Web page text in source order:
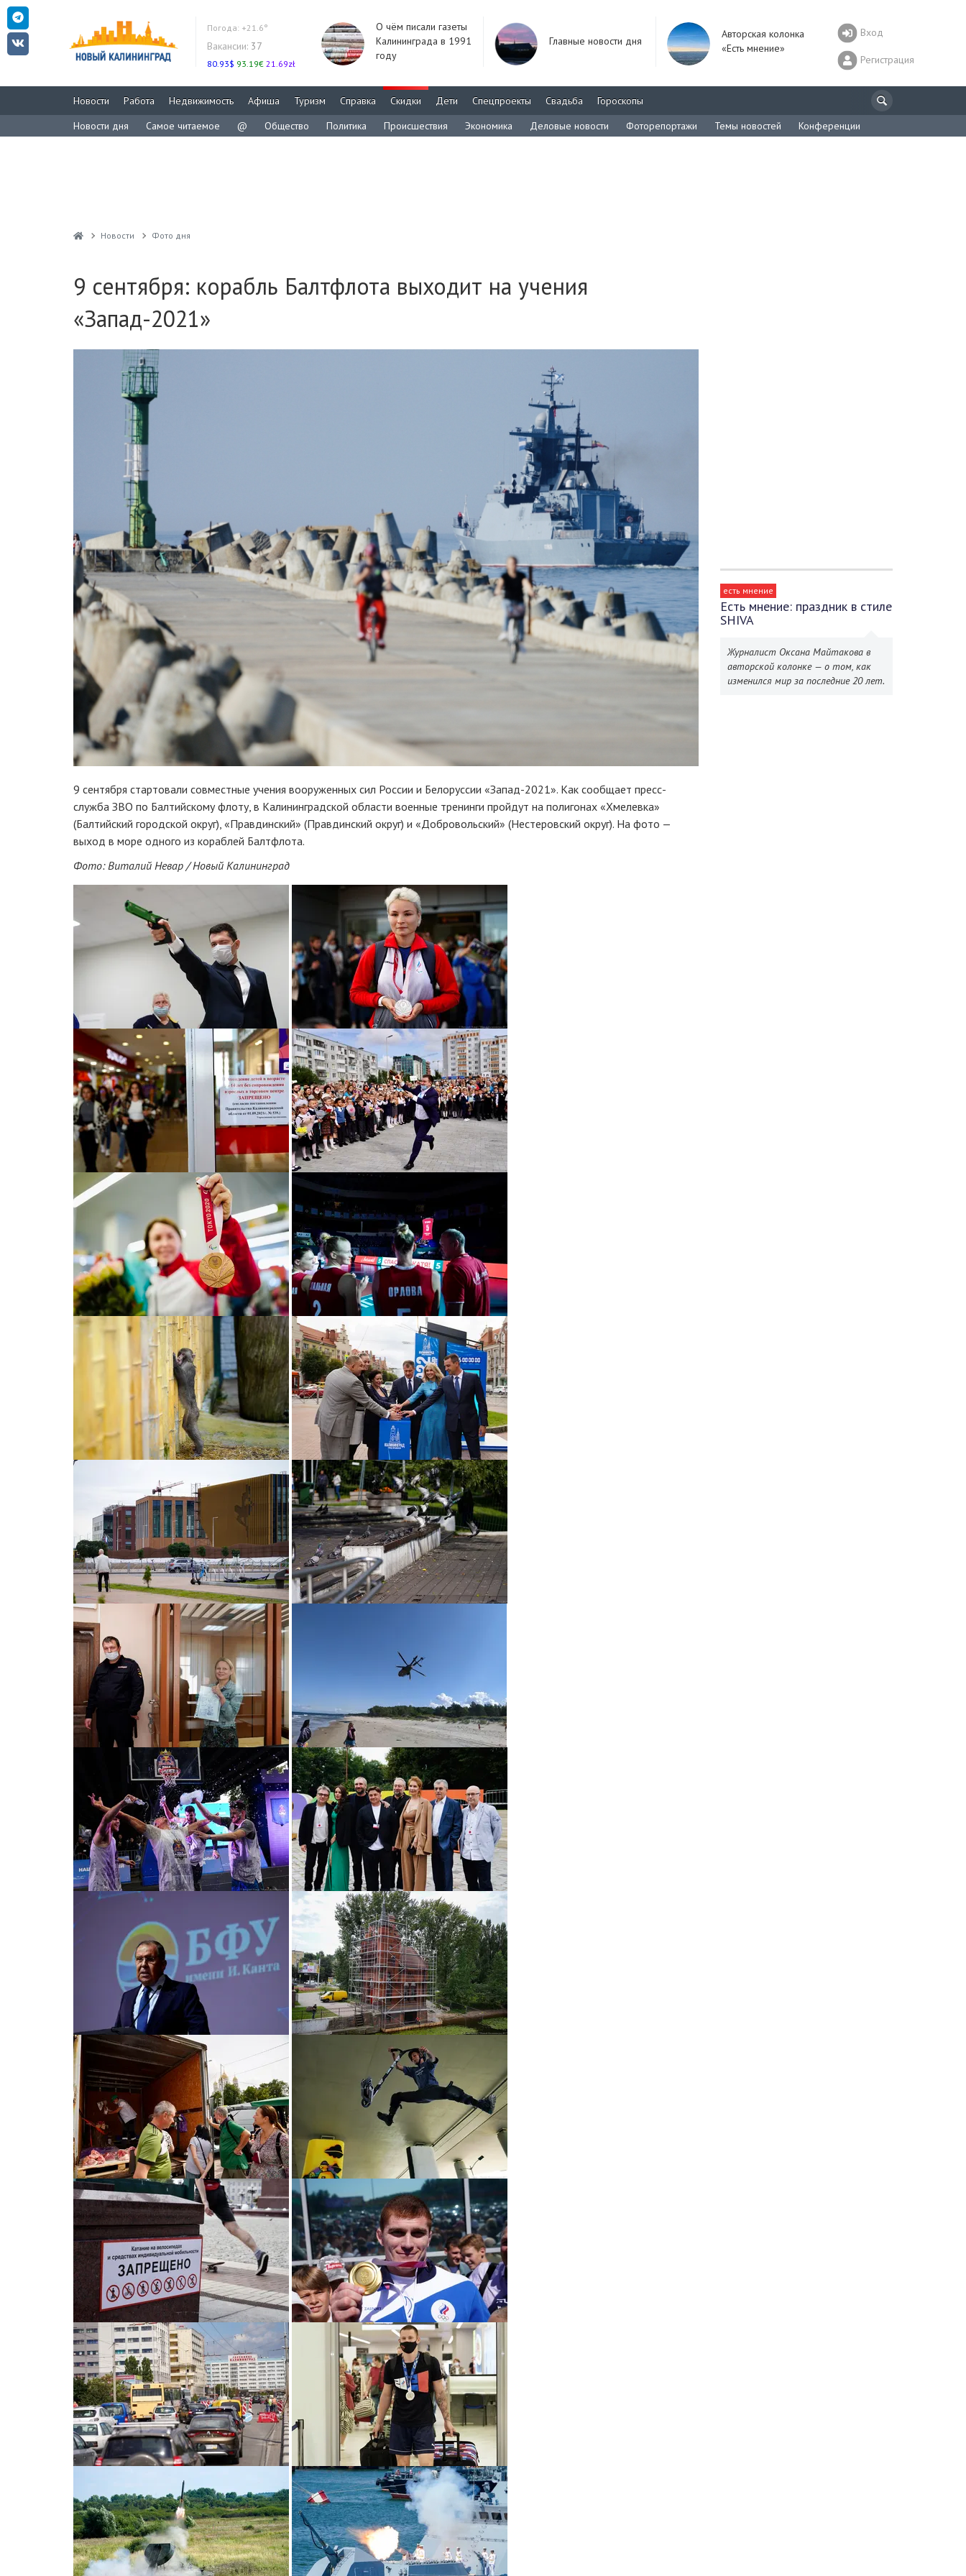
Погода: +21.6°
Вакансии: 37
80.93$ 93.19€ 21.69zł
О чём писали газеты
Калининграда в 1991
году
Главные новости дня
Авторская колонка
«Есть мнение»
Вход
Регистрация
Новости Работа Недвижимость Афиша Туризм Справка Скидки Дети Спецпроекты Свадьба
Гороскопы
Новости дня
Самое читаемое @ Общество Политика Происшествия Экономика Деловые новости Фоторепортажи Темы новостей Конференции
Новости Фото дня
9 сентября: корабль Балтфлота выходит на учения
«Запад-2021»
9 сентября стартовали совместные учения вооруженных сил России и Белоруссии «Запад-2021». Как сообщает пресс-
служба ЗВО по Балтийскому флоту, в Калининградской области военные тренинги пройдут на полигонах «Хмелевка»
(Балтийский городской округ), «Правдинский» (Правдинский округ) и «Добровольский» (Нестеровский округ). На фото —
выход в море одного из кораблей Балтфлота.
Фото: Виталий Невар / Новый Калининград
есть мнение
Есть мнение: праздник в стиле
SHIVA
Журналист Оксана Майтакова в
авторской колонке — о том, как
изменился мир за последние 20 лет.